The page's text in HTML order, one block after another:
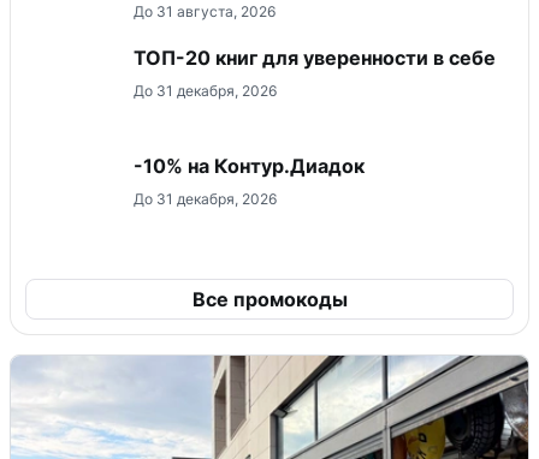
До 31 августа, 2026
ТОП-20 книг для уверенности в себе
До 31 декабря, 2026
-10% на Контур.Диадок
До 31 декабря, 2026
Все промокоды